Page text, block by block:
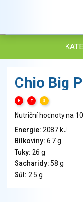
Vejce
Mléko
Veganské a
Tuky
Obiloviny, mouka,
Chléb, pečivo,
Chio Big
H T S
Nutriční hodnoty na
Energie: 2087 kJ
Bílkoviny: 6.7 g
Tuky: 26 g
Sacharidy: 58 g
Sůl: 2.5 g